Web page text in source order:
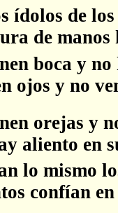
ídolos de
de manos
boca y no
ojos y no
orejas y
aliento en
lo mismo
confían